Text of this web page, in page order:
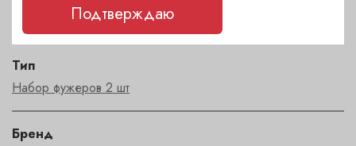
Характеристики
Тип
Набор фужеров 2 шт
Бренд
Подтверждаю